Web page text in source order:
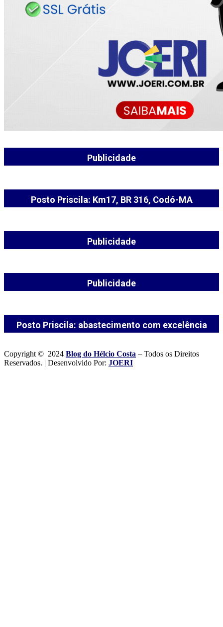
Publicidade
Posto Priscila: Km17, BR 316, Codó-MA
Publicidade
Publicidade
Posto Priscila: abastecimento com excelência
Copyright © 2024 Blog do Hélcio Costa – Todos os Direitos
Reservados. | Desenvolvido Por: JOERI